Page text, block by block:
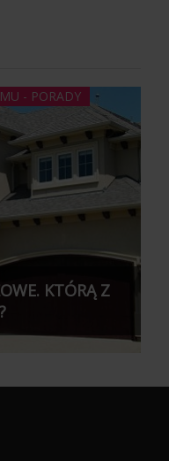
- PORADY
KTÓRĄ Z